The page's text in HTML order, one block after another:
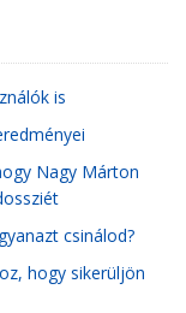
is
Nagy Márton
csinálod?
hogy sikerüljön